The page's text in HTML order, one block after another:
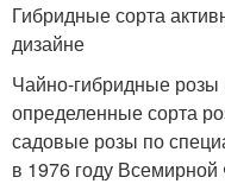
Гибридные сорта
дизайне
Чайно-гибридные розы
определенные сорта
садовые розы по
в 1976 году